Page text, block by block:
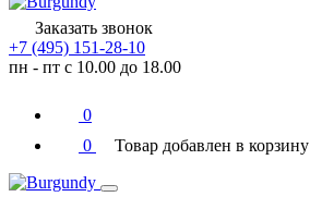
Заказать звонок
+7 (495) 151-28-10
пн - пт с 10.00 до 18.00
0
0
Товар добавлен в корзину